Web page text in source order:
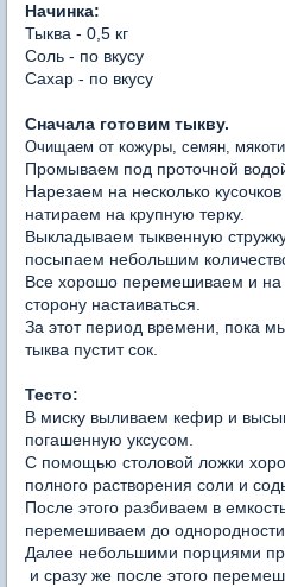
Начинка:
Тыква - 0,5 кг
Соль - по вкусу
Сахар - по вкусу
Сначала готовим тыкву.
Очищаем от кожуры, семян,
Промываем под проточной
Нарезаем на несколько
натираем на крупную терку.
Выкладываем тыквенную
посыпаем небольшим
Все хорошо перемешиваем и на
сторону настаиваться.
За этот период времени, пока мы
тыква пустит сок.
Тесто:
В миску выливаем кефир и
погашенную уксусом.
С помощью столовой ложки
полного растворения соли и
После этого разбиваем в
перемешиваем до однородности.
Далее небольшими порциями
и сразу же после этого